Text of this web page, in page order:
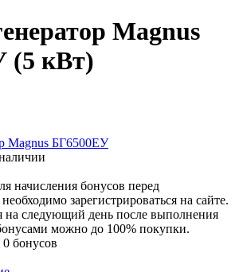
Magnus
(5 кВт)
начисления бонусов перед
зарегистрироваться на сайте.
на следующий день после выполнения
можно до 100% покупки.
0 бонусов